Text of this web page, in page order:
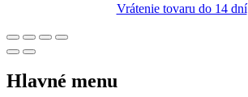
Vrátenie tovaru do 14 dní
Hlavné menu